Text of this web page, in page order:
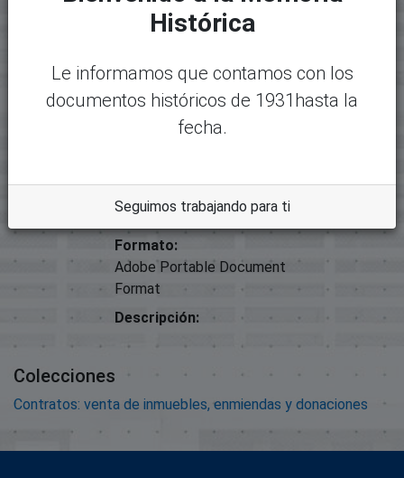
Paquete original
Mostrando 1 - 1 de 1
273.91 KB
Formato:
Adobe Portable Document
Format
Descripción:
Colecciones
Contratos: venta de inmuebles, enmiendas y donaciones
Histórica
Le informamos que contamos con los
documentos históricos de 1931hasta la
fecha.
Seguimos trabajando para ti